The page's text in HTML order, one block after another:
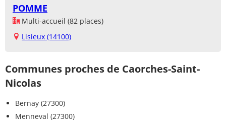
POMME
Multi-accueil (82 places)
Lisieux (14100)
Communes proches de Caorches-Saint-
Nicolas
Bernay (27300)
Menneval (27300)